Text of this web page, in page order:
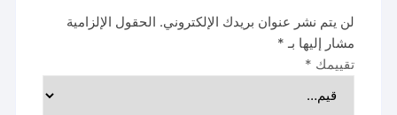
لن يتم نشر عنوان بريدك الإلكتروني. الحقول الإلزامية
مشار إليها بـ *
تقييمك *